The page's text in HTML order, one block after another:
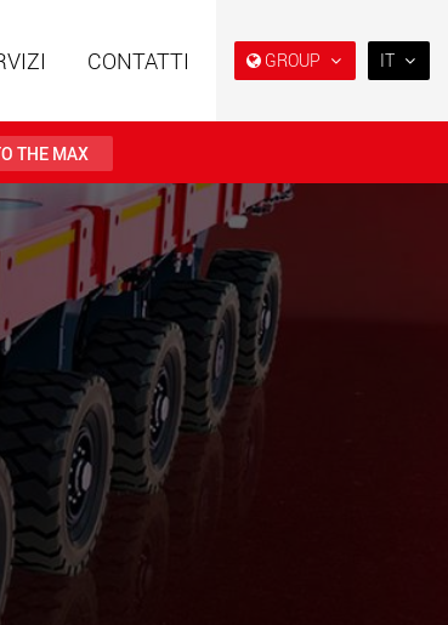
GROUP
t
Rimorchi speciali, progettati
per il mercato USA
www.maxtrailer.us
Veicoli elettrici a batteria con
capacità di carico a partire
da 5 t
www.morello.eu.com
SPMT e veicoli industriali per
portate fino a 25.000 t e oltre
IT
CONTATTI
THE MAX